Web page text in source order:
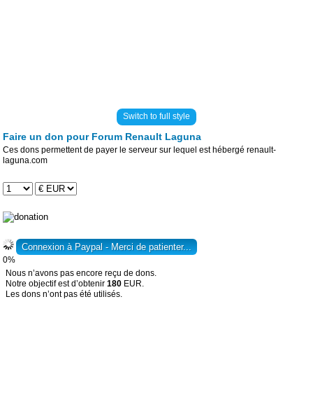
Switch to full style
Faire un don pour Forum Renault Laguna
Ces dons permettent de payer le serveur sur lequel est hébergé renault-
laguna.com
0%
Nous n’avons pas encore reçu de dons.
Notre objectif est d’obtenir 180 EUR.
Les dons n’ont pas été utilisés.